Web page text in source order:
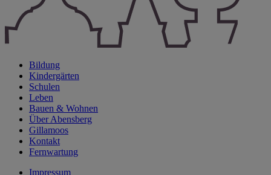
Bildung
Kindergärten
Schulen
Leben
Bauen & Wohnen
Über Abensberg
Gillamoos
Kontakt
Fernwartung
Impressum